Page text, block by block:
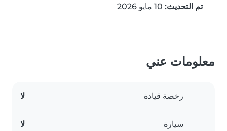
تم التحديث:
معلومات عني
رخصة قيادة لا
سيارة لا